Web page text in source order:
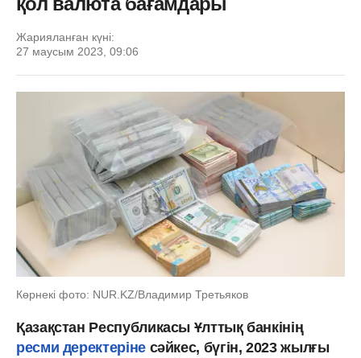
Жарияланған күні:
27 маусым 2023, 09:06
Көрнекі фото: NUR.KZ/Владимир Третьяков
Қазақстан Республикасы Ұлттық банкінің
ресми деректерінесәйкес, бүгін, 2023 жылғы